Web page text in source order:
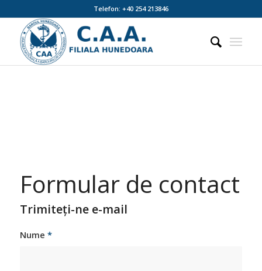
Telefon: +40 254 213846
Formular de contact
Trimiteți-ne e-mail
Nume *